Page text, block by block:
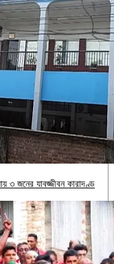
৩ জনের যাবজ্জীবন কারাদণ্ড